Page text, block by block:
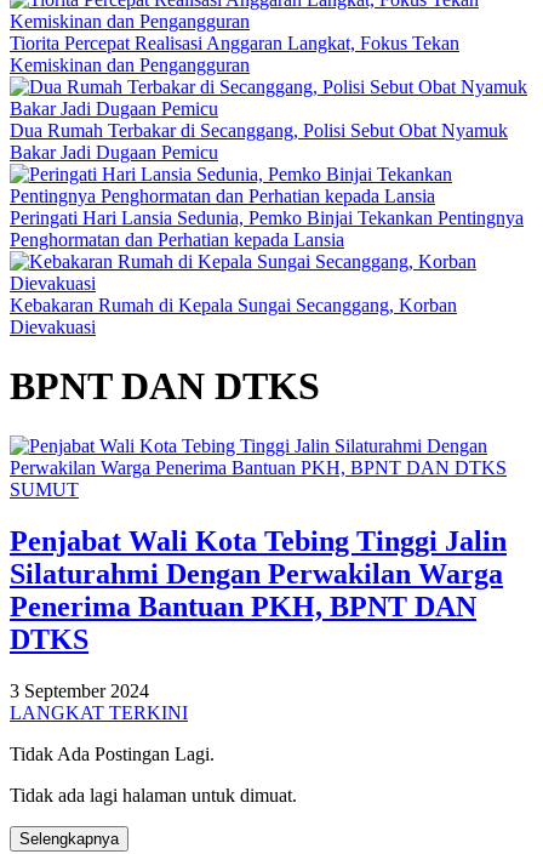
Tiorita Percepat Realisasi Anggaran Langkat, Fokus Tekan
Kemiskinan dan Pengangguran
Dua Rumah Terbakar di Secanggang, Polisi Sebut Obat Nyamuk
Bakar Jadi Dugaan Pemicu
Peringati Hari Lansia Sedunia, Pemko Binjai Tekankan Pentingnya
Penghormatan dan Perhatian kepada Lansia
Kebakaran Rumah di Kepala Sungai Secanggang, Korban
Dievakuasi
BPNT DAN DTKS
SUMUT
Penjabat Wali Kota Tebing Tinggi Jalin
Silaturahmi Dengan Perwakilan Warga
Penerima Bantuan PKH, BPNT DAN
DTKS
3 September 2024
LANGKAT TERKINI
Tidak Ada Postingan Lagi.
Tidak ada lagi halaman untuk dimuat.
Selengkapnya